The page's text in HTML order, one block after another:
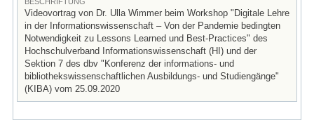
Videovortrag von Dr. Ulla Wimmer beim Workshop "Digitale Lehre
in der Informationswissenschaft – Von der Pandemie bedingten
Notwendigkeit zu Lessons Learned und Best-Practices" des
Hochschulverband Informationswissenschaft (HI) und der
Sektion 7 des dbv "Konferenz der informations- und
bibliothekswissenschaftlichen Ausbildungs- und Studiengänge"
(KIBA) vom 25.09.2020